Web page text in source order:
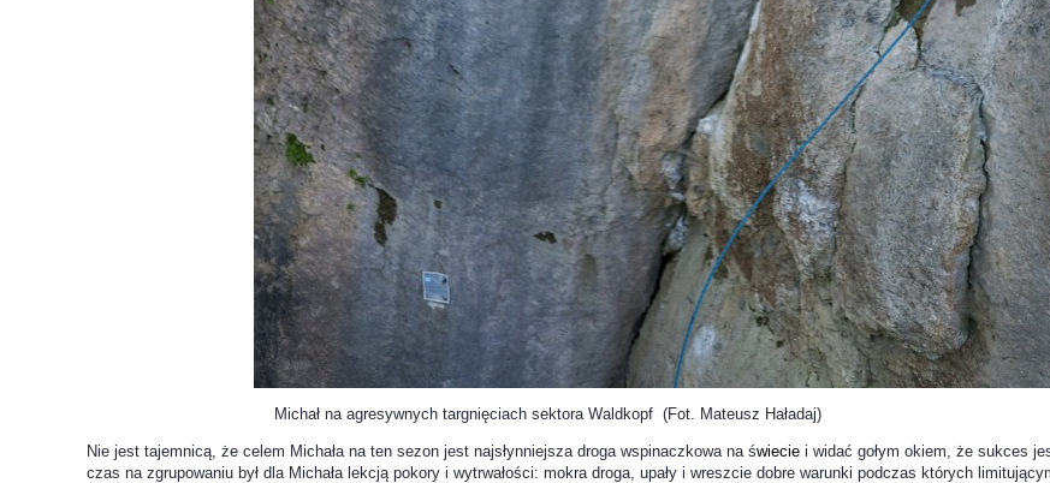
Michał na agresywnych targnięciach sektora Waldkopf (Fot. Mateusz Haładaj)
Nie jest tajemnicą, że celem Michała na ten sezon jest najsłynniejsza droga wspinaczkowa na świecie i widać gołym okiem, że sukces
czas na zgrupowaniu był dla Michała lekcją pokory i wytrwałości: mokra droga, upały i wreszcie dobre warunki podczas których